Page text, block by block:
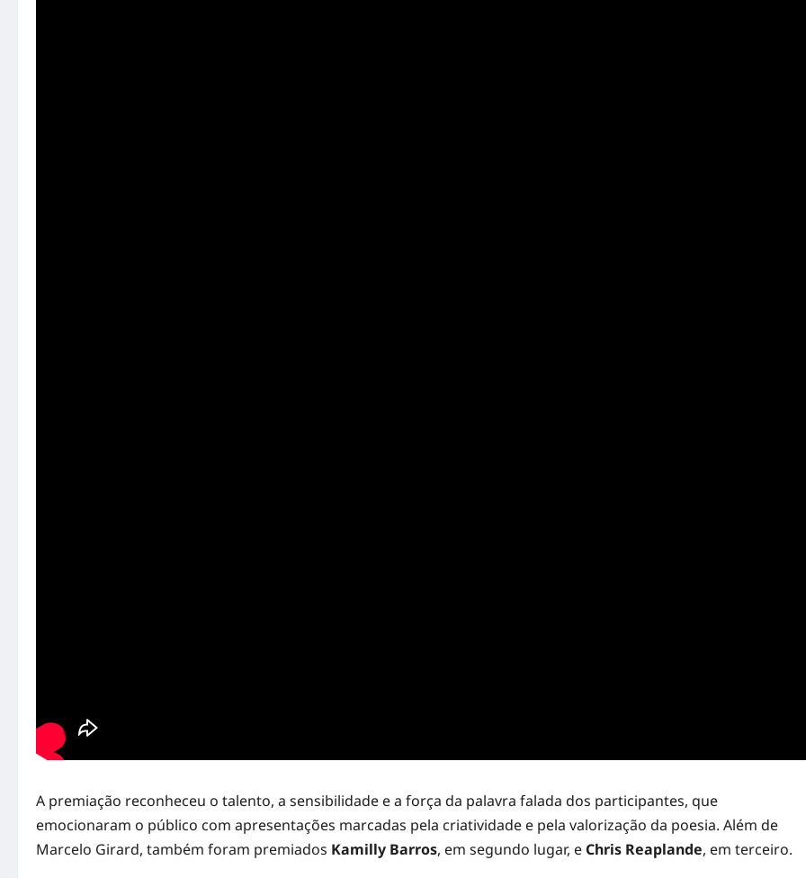
A premiação reconheceu o talento, a sensibilidade e a força da palavra falada dos participantes, que
emocionaram o público com apresentações marcadas pela criatividade e pela valorização da poesia. Além de
Marcelo Girard, também foram premiados Kamilly Barros, em segundo lugar, e Chris Reaplande, em terceiro.